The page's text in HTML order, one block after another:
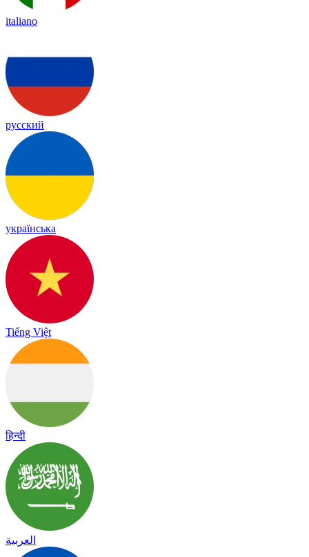
italiano
русский
українська
Tiếng Việt
हिन्दी
العربية